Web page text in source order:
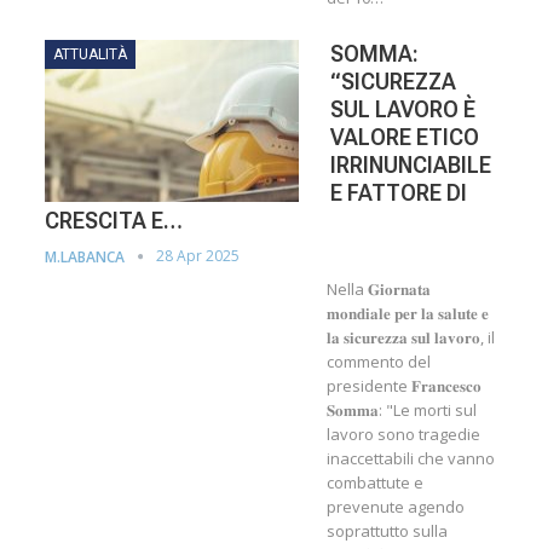
ATTUALITÀ
SOMMA:
“SICUREZZA
SUL LAVORO È
VALORE ETICO
IRRINUNCIABILE
E FATTORE DI
CRESCITA E…
M.LABANCA 28 Apr 2025
Nella 𝐆𝐢𝐨𝐫𝐧𝐚𝐭𝐚
𝐦𝐨𝐧𝐝𝐢𝐚𝐥𝐞 𝐩𝐞𝐫 𝐥𝐚 𝐬𝐚𝐥𝐮𝐭𝐞 𝐞
𝐥𝐚 𝐬𝐢𝐜𝐮𝐫𝐞𝐳𝐳𝐚 𝐬𝐮𝐥 𝐥𝐚𝐯𝐨𝐫𝐨, il
commento del
presidente 𝐅𝐫𝐚𝐧𝐜𝐞𝐬𝐜𝐨
𝐒𝐨𝐦𝐦𝐚: "Le morti sul
lavoro sono tragedie
inaccettabili che vanno
combattute e
prevenute agendo
soprattutto sulla